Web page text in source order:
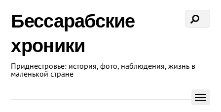
Бессарабские
хроники
Приднестровье: история, фото, наблюдения, жизнь в
маленькой стране